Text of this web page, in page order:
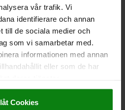
vår trafik. Vi
identifierare och annan
till de sociala medier och
som vi samarbetar med.
informationen med annan
eller som de har
|AGB
Cookies
SÄTTHÄRDNINGSSTÅL
HÖJD=16 B=6 R=8
06X16
DETALJER